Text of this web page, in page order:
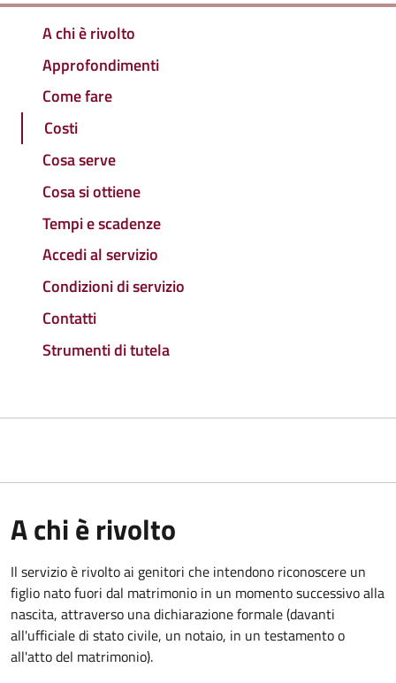
A chi è rivolto
Approfondimenti
Come fare
Costi
Cosa serve
Cosa si ottiene
Tempi e scadenze
Accedi al servizio
Condizioni di servizio
Contatti
Strumenti di tutela
A chi è rivolto
Il servizio è rivolto ai genitori che intendono riconoscere un
figlio nato fuori dal matrimonio in un momento successivo alla
nascita, attraverso una dichiarazione formale (davanti
all'ufficiale di stato civile, un notaio, in un testamento o
all'atto del matrimonio).